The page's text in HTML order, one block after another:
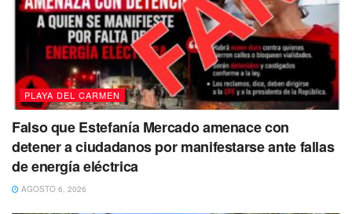
PLAYA DEL CARMEN
Falso que Estefanía Mercado amenace con
detener a ciudadanos por manifestarse ante fallas
de energía eléctrica
AGOSTO 6, 2026